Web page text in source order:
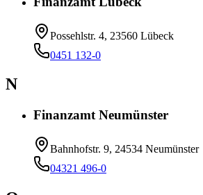
Possehlstr. 4, 23560 Lübeck
0451 132-0
N
Finanzamt Neumünster
Bahnhofstr. 9, 24534 Neumünster
04321 496-0